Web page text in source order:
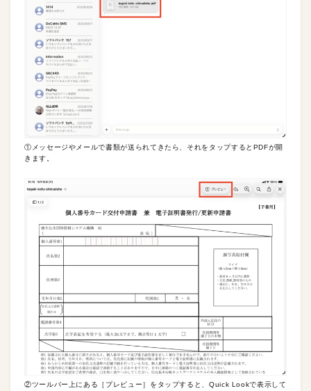
①メッセージやメールで書類が送られてきたら、それをタップするとPDFが開
きます。
②ツールバー上にある［プレビュー］をタップすると、Quick Lookで表示して